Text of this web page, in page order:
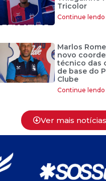
Tricolor
Continue lendo
Marlos
novo
técnico das
de base do
Clube
Continue lendo
Ver mais notícias